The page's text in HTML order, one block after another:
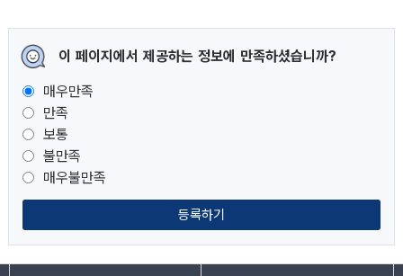
이 페이지에서 제공하는 정보에 만족하셨습니까?
매우만족
만족
보통
불만족
매우불만족
등록하기